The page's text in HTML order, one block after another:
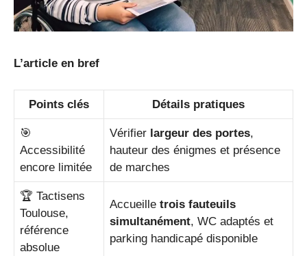
L’article en bref
Points clés Détails pratiques
🎯
Accessibilité
encore limitée
Vérifier largeur des portes,
hauteur des énigmes et présence
de marches
🏆 Tactisens
Toulouse,
référence
absolue
Accueille trois fauteuils
simultanément, WC adaptés et
parking handicapé disponible